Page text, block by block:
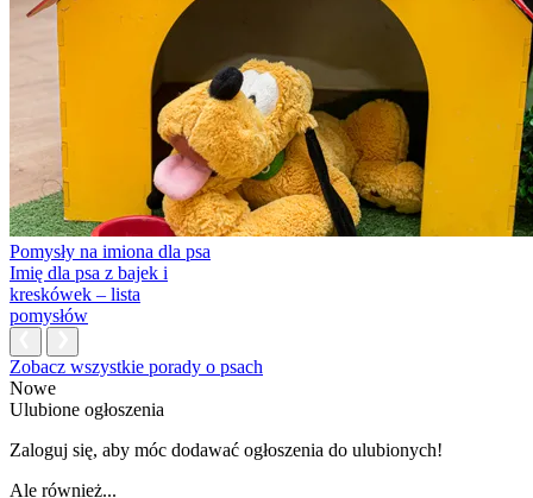
Pomysły na imiona dla psa
Imię dla psa z bajek i
kreskówek – lista
pomysłów
Zobacz wszystkie porady o psach
Nowe
Ulubione ogłoszenia
Zaloguj się, aby móc dodawać ogłoszenia do ulubionych!
Ale również...